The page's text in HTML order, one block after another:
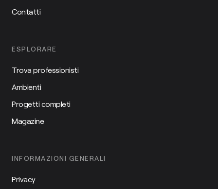
Contatti
ESPLORARE
Trova professionisti
Ambienti
Progetti completi
Magazine
INFORMAZIONI GENERALI
Privacy